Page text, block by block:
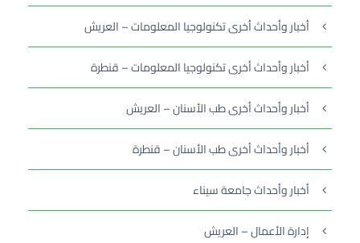
أخبار وأحداث أخرى تكنولوجيا المعلومات – العريش
أخبار وأحداث أخرى تكنولوجيا المعلومات – قنطرة
أخبار وأحداث أخرى طب الأسنان – العريش
أخبار وأحداث أخرى طب الأسنان – قنطرة
أخبار وأحداث جامعة سيناء
إدارة الأعمال – العريش